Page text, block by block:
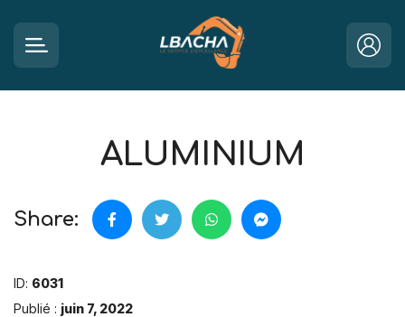
ALUMINIUM
Share:
ID: 6031
Publié : juin 7, 2022